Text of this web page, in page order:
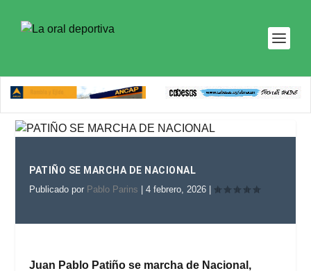
PATIÑO SE MARCHA DE NACIONAL
Publicado por Pablo Parins |4 febrero, 2026
Juan Pablo Patiño se marcha de Nacional,